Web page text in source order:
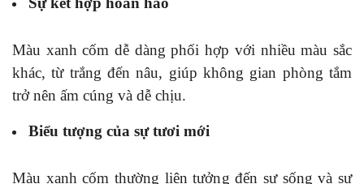
Màu xanh cốm dễ dàng phối hợp với nhiều màu sắc
khác, từ trắng đến nâu, giúp không gian phòng tắm
trở nên ấm cúng và dễ chịu.
Biểu tượng của sự tươi mới
Màu xanh cốm thường liên tưởng đến sự sống và sự